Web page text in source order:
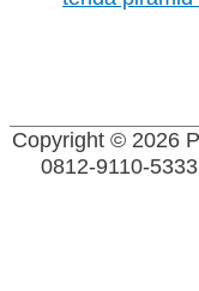
Copyright © 2026
0812-9110-5333